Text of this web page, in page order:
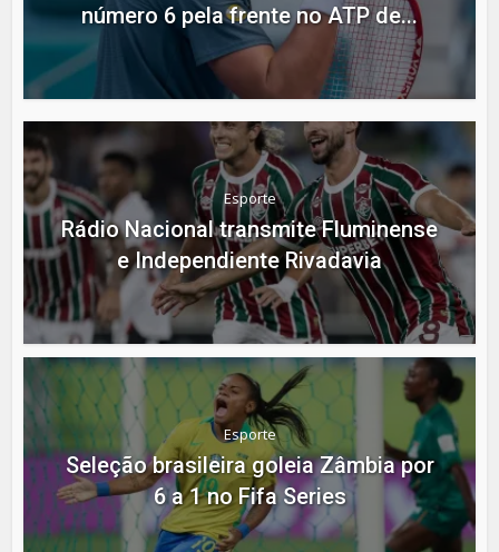
número 6 pela frente no ATP de...
Esporte
Rádio Nacional transmite Fluminense
e Independiente Rivadavia
Esporte
Seleção brasileira goleia Zâmbia por
6 a 1 no Fifa Series